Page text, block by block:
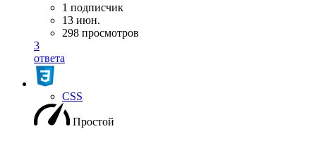
1 подписчик
13 июн.
298 просмотров
3
ответа
CSS
Простой